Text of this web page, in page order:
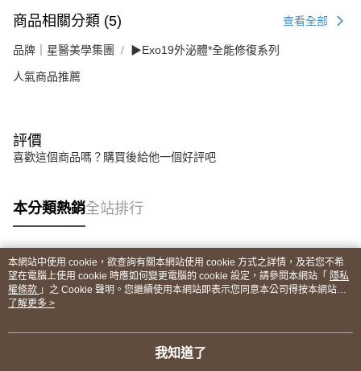
商品相關分類 (5) 查看全部
品牌｜星醫美學集團 ▶Exo19外泌體*全能修復系列
人氣商品推薦
評價
喜歡這個商品嗎？購買後給他一個好評吧
本分類熱銷全站排行
熱門標籤
本網站中使用 cookie，欲查詢有關本網站使用 cookie 方式之詳情，及若您不希
望在電腦上使用 cookie 時應如何變更電腦的 cookie 設定，請參閱本網站「 隱私
權條款 」之 Cookie 聲明。您繼續使用本網站即表示您同意本公司得按本網站使
用條款之 Cookie 聲明使用 cookie。
了解更多 >
我知道了